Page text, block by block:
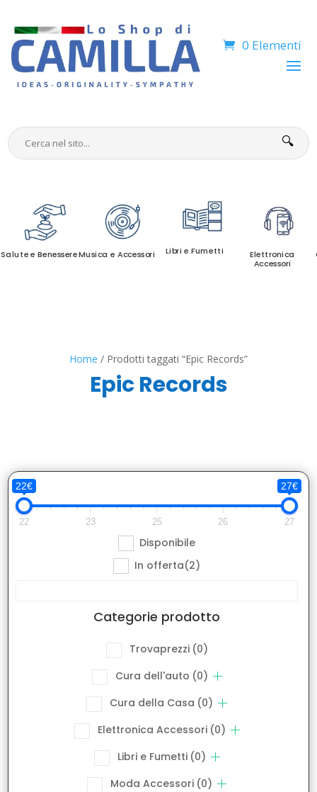
0 Elementi
🔍
Salute e BenessereMusica e Accessori Libri e Fumetti
Elettronica
Accessori
Home / Prodotti taggati “Epic Records”
Epic Records
22€ 27€
22 23 25 26 27
Disponibile
In offerta(2)
Categorie prodotto
Trovaprezzi (0)
Cura dell'auto (0)
Cura della Casa (0)
Elettronica Accessori (0)
Libri e Fumetti (0)
Moda Accessori (0)